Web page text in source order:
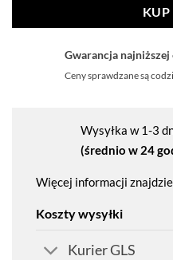
KUP
Gwarancja najniższej
Ceny sprawdzane są
Wysyłka w 1-3
(średnio w 24
Więcej informacji
Koszty wysyłki
Kurier GLS